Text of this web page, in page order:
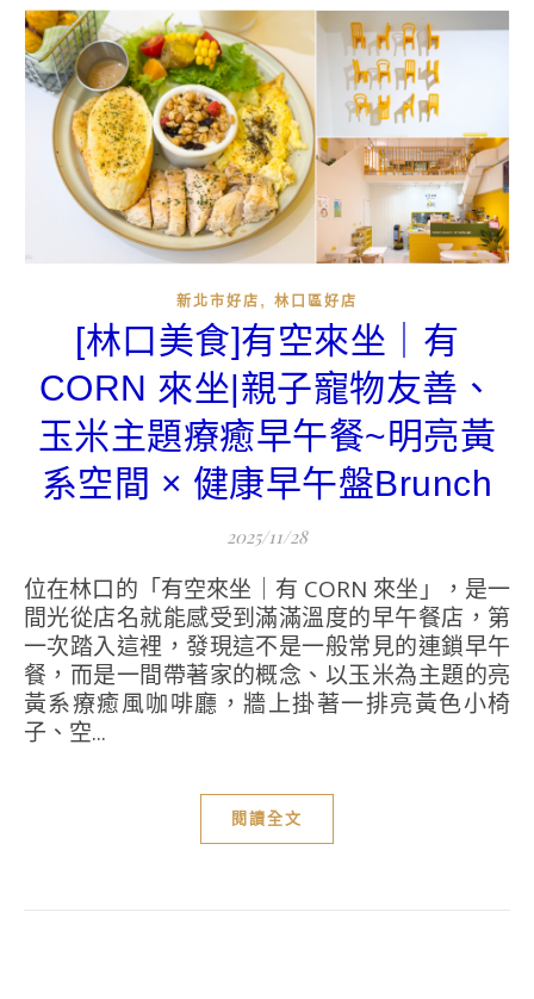
新北市好店 , 林口區好店
[林口美食]有空來坐｜有
CORN 來坐|親子寵物友善、
玉米主題療癒早午餐~明亮黃
系空間 × 健康早午盤Brunch
2025/11/28
位在林口的「有空來坐｜有 CORN 來坐」，是一
間光從店名就能感受到滿滿溫度的早午餐店，第
一次踏入這裡，發現這不是一般常見的連鎖早午
餐，而是一間帶著家的概念、以玉米為主題的亮
黃系療癒風咖啡廳，牆上掛著一排亮黃色小椅
子、空...
閱讀全文